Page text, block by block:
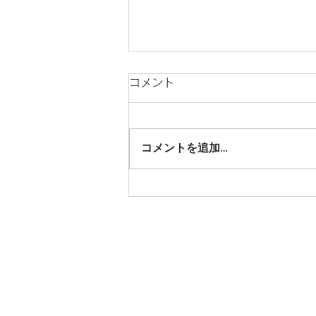
BomberE ダンス&ボーカル
コメント
コメントを追加…